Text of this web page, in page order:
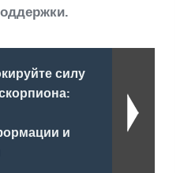
силу
и